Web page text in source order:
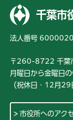
千葉市
法人番号
〒260-8722 千葉
月曜日から金曜日
（祝休日・12月29
市役所へのアク